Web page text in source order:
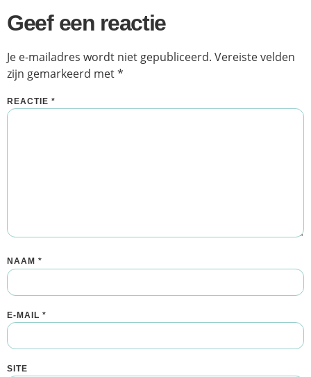
Geef een reactie
Je e-mailadres wordt niet gepubliceerd. Vereiste velden
zijn gemarkeerd met*
REACTIE *
NAAM *
E-MAIL *
SITE